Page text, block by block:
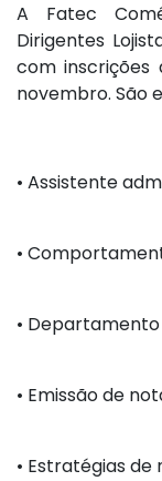
A Fatec
Dirigentes
com
novembro. São
• Assistente
•
• Departamento
• Emissão de
• Estratégias de